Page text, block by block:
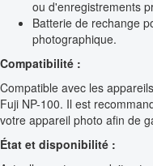
ou d'enregistrements
Batterie de rechange
photographique.
Compatibilité :
Compatible avec les
Fuji NP-100. Il est
votre appareil photo afin de
État et disponibilité :